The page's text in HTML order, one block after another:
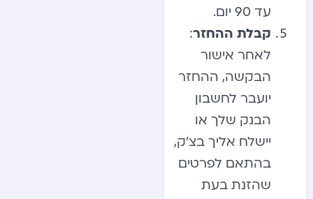
עד 90 יום.
קבלת ההחזר:
לאחר אישור
הבקשה, ההחזר
יועבר לחשבון
הבנק שלך או
יישלח אליך בצ’ק,
בהתאם לפרטים
שהזנת בעת